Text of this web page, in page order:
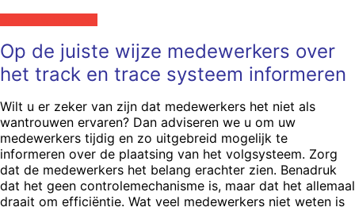
Op de juiste wijze medewerkers over
het track en trace systeem informeren
Wilt u er zeker van zijn dat medewerkers het niet als
wantrouwen ervaren? Dan adviseren we u om uw
medewerkers tijdig en zo uitgebreid mogelijk te
informeren over de plaatsing van het volgsysteem. Zorg
dat de medewerkers het belang erachter zien. Benadruk
dat het geen controlemechanisme is, maar dat het allemaal
draait om efficiëntie. Wat veel medewerkers niet weten is